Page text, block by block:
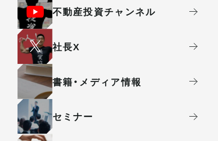
不動産投資チャンネル
社⻑X
書籍・メディア情報
セミナー